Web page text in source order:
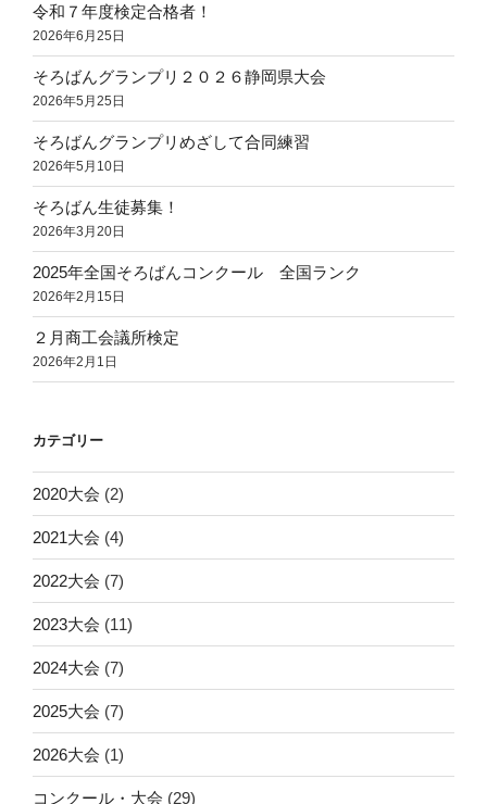
令和７年度検定合格者！
2026年6月25日
そろばんグランプリ２０２６静岡県大会
2026年5月25日
そろばんグランプリめざして合同練習
2026年5月10日
そろばん生徒募集！
2026年3月20日
2025年全国そろばんコンクール 全国ランク
2026年2月15日
２月商工会議所検定
2026年2月1日
カテゴリー
2020大会 (2)
2021大会 (4)
2022大会 (7)
2023大会 (11)
2024大会 (7)
2025大会 (7)
2026大会 (1)
コンクール・大会 (29)